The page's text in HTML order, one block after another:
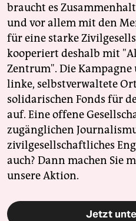
braucht es
und vor allem mit den
für eine starke
kooperiert deshalb mit
Zentrum". Die
linke, selbstverwaltete
solidarischen Fonds für
auf. Eine offene
zugänglichen
zivilgesellschaftliches
auch? Dann machen Sie
unsere Aktion.
Jetzt